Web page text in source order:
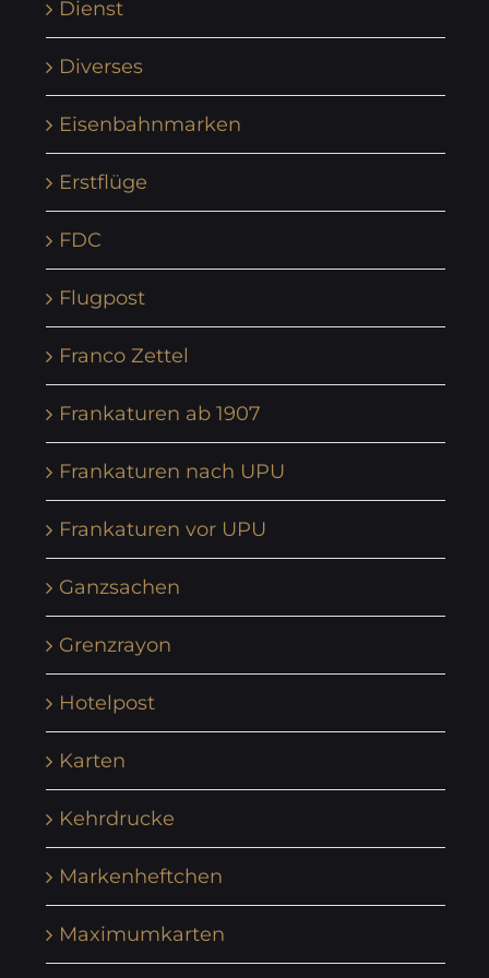
Dienst
Diverses
Eisenbahnmarken
Erstflüge
FDC
Flugpost
Franco Zettel
Frankaturen ab 1907
Frankaturen nach UPU
Frankaturen vor UPU
Ganzsachen
Grenzrayon
Hotelpost
Karten
Kehrdrucke
Markenheftchen
Maximumkarten